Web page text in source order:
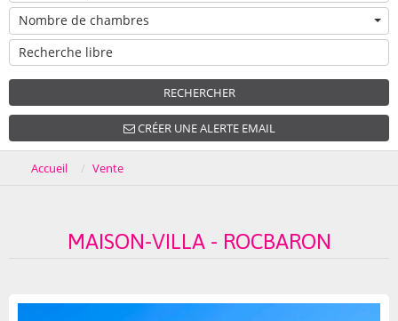
Nombre de chambres
RECHERCHER
CRÉER UNE ALERTE EMAIL
Accueil Vente
MAISON-VILLA - ROCBARON